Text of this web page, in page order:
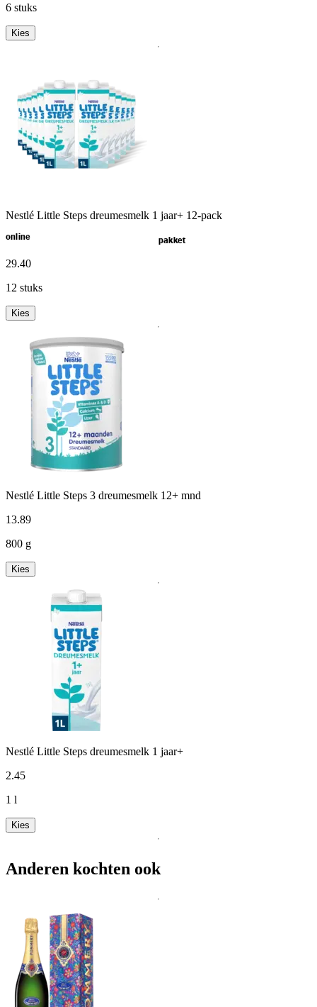
6 stuks
Kies
Nestlé Little Steps dreumesmelk 1 jaar+ 12-pack
online pakket
29.40
12 stuks
Kies
Nestlé Little Steps 3 dreumesmelk 12+ mnd
13.89
800 g
Kies
Nestlé Little Steps dreumesmelk 1 jaar+
2.45
1 l
Kies
Anderen kochten ook